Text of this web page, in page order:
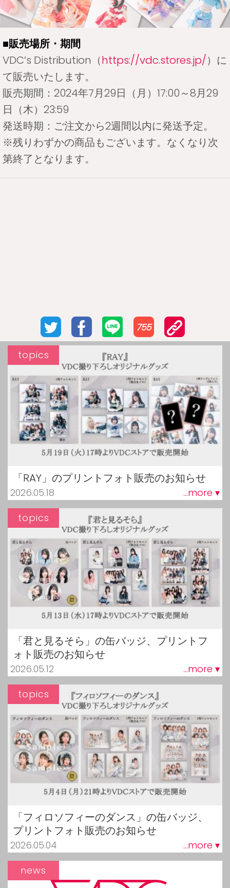
■販売場所・期間
VDC’s Distribution（https://vdc.stores.jp/）に
て販売いたします。
販売期間：2024年7月29日（月）17:00～8月29
日（木）23:59
発送時期：ご注文から2週間以内に発送予定。
※残りわずかの商品もございます。なくなり次
第終了となります。
755
「RAY」のプリントフォト販売のお知らせ
2026.05.18 ...more ▾
topics
「君と見るそら」の缶バッジ、プリントフ
ォト販売のお知らせ
2026.05.12 ...more ▾
topics
「フィロソフィーのダンス」の缶バッジ、
プリントフォト販売のお知らせ
2026.05.04 ...more ▾
topics
news